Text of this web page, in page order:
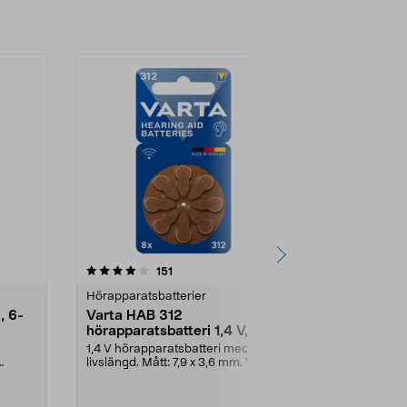
6-
151
Hörapparatsbatterier
Varta HAB 312
hörapparatsbatteri 1,4 V, 8-
pack
1,4 V hörapparatsbatteri med lång
livslängd. Mått: 7,9 x 3,6 mm. Varta
4.5 av 5 stjärnor